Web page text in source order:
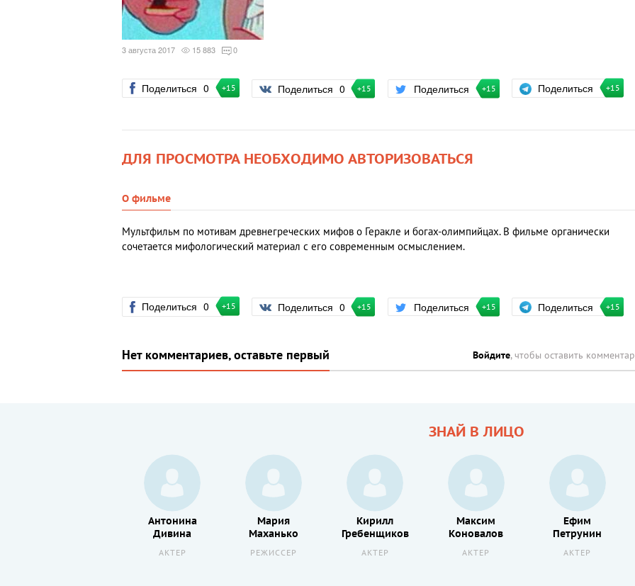
3 августа 2017 15 883 0
Поделиться 0 +15 Поделиться 0 +15 Поделиться +15 Поделиться +15
ДЛЯ ПРОСМОТРА НЕОБХОДИМО АВТОРИЗОВАТЬСЯ
О фильме
Мультфильм по мотивам древнегреческих мифов о Геракле и богах-олимпийцах. В фильме органически
сочетается мифологический материал с его современным осмыслением.
Поделиться 0 +15 Поделиться 0 +15 Поделиться +15 Поделиться +15
Нет комментариев, оставьте первый Войдите, чтобы оставить
ЗНАЙ В ЛИЦО
Антонина
Дивина
АКТЕР
Мария
Маханько
РЕЖИССЕР
Кирилл
Гребенщиков
АКТЕР
Максим
Коновалов
АКТЕР
Ефим
Петрунин
АКТЕР